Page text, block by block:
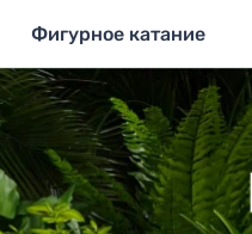
Фигурное катание